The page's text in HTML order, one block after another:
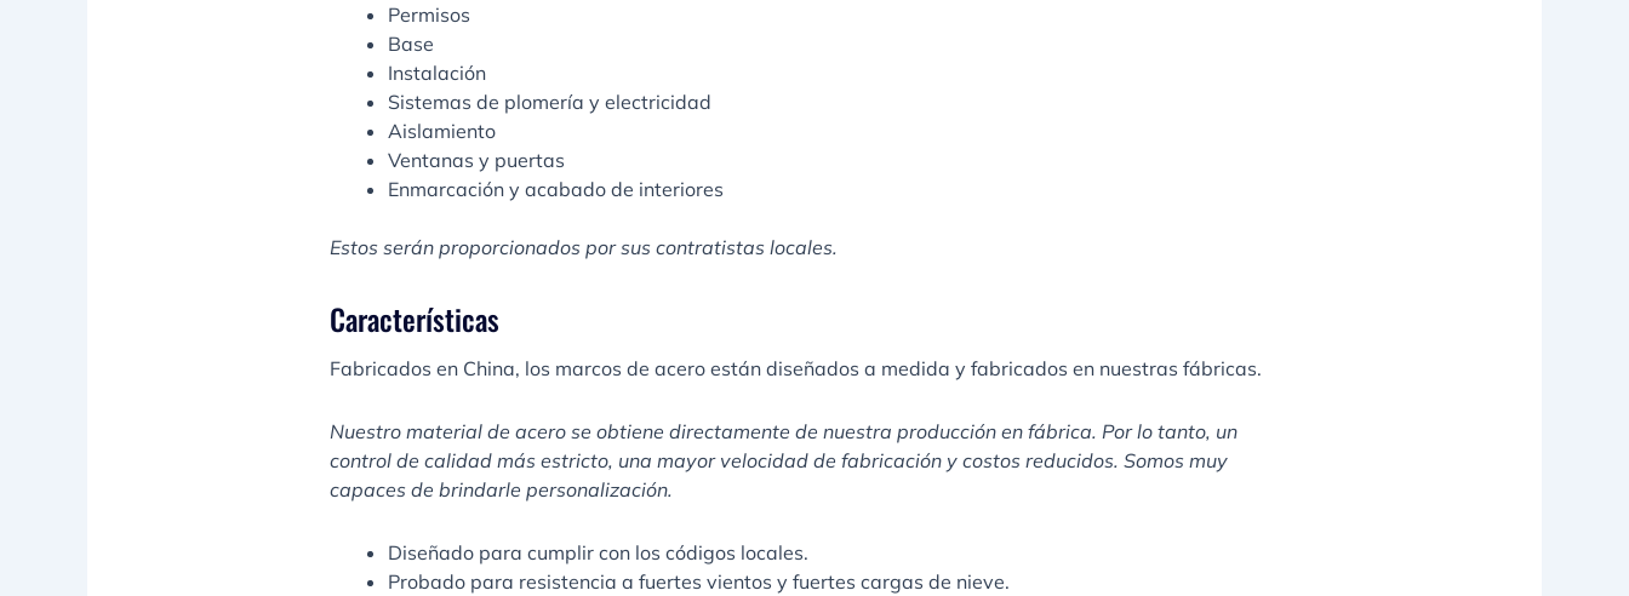
Permisos
Base
Instalación
Sistemas de plomería y electricidad
Aislamiento
Ventanas y puertas
Enmarcación y acabado de interiores
Estos serán proporcionados por sus contratistas locales.
Características
Fabricados en China, los marcos de acero están diseñados a medida y fabricados en nuestras fábricas.
Nuestro material de acero se obtiene directamente de nuestra producción en fábrica. Por lo tanto, un
control de calidad más estricto, una mayor velocidad de fabricación y costos reducidos. Somos muy
capaces de brindarle personalización.
Diseñado para cumplir con los códigos locales.
Probado para resistencia a fuertes vientos y fuertes cargas de nieve.